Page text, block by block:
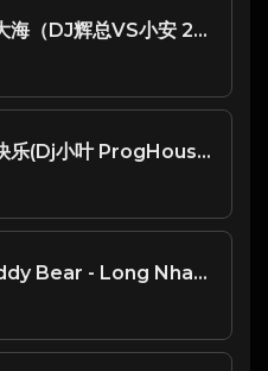
黄霄雲 - 星辰大海（DJ辉总VS小安 2021 Rmx弹)Porg house
卓依婷 - 生日快乐(Dj小叶 ProgHouse Rmx 2024)
女唱清新- Teddy Bear - Long Nhat (DJ小叶修改)